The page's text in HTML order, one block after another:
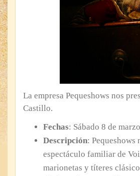
La empresa Pequeshows nos
Castillo.
Fechas: Sábado 8 de
Descripción:
espectáculo familiar de
marionetas y títeres